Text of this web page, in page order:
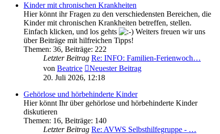
Kinder mit chronischen Krankheiten
Hier könnt ihr Fragen zu den verschiedensten Bereichen, die
Kinder mit chronischen Krankheiten betreffen, stellen.
Einfach klicken, und los gehts
Weiters freuen wir uns
über Beiträge mit hilfreichen Tipps!
Themen: 36, Beiträge: 222
Letzter Beitrag Re: INFO: Familien-Ferienwoch…
von Beatrice
Neuester Beitrag
20. Juli 2026, 12:18
Gehörlose und hörbehinderte Kinder
Hier könnt Ihr über gehörlose und hörbehinderte Kinder
diskutieren
Themen: 16, Beiträge: 140
Letzter Beitrag Re: AVWS Selbsthilfegruppe - …